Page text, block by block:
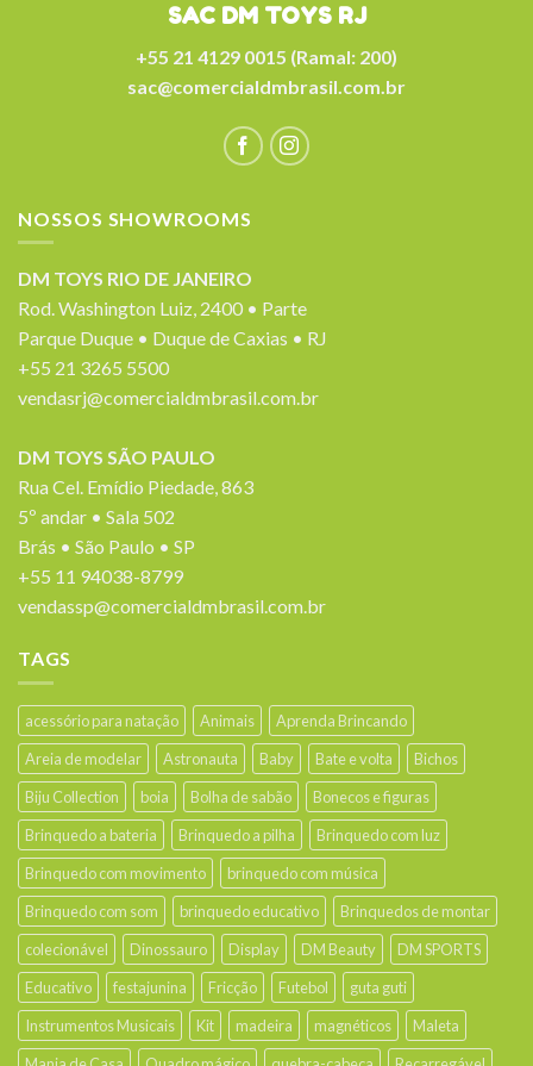
SAC DM TOYS RJ
+55 21 4129 0015 (Ramal: 200)
sac@comercialdmbrasil.com.br
NOSSOS SHOWROOMS
DM TOYS RIO DE JANEIRO
Rod. Washington Luiz, 2400 • Parte
Parque Duque • Duque de Caxias • RJ
+55 21 3265 5500
vendasrj@comercialdmbrasil.com.br
DM TOYS SÃO PAULO
Rua Cel. Emídio Piedade, 863
5º andar • Sala 502
Brás • São Paulo • SP
+55 11 94038-8799
vendassp@comercialdmbrasil.com.br
TAGS
acessório para natação Animais
Aprenda Brincando
Areia de modelar
Astronauta Baby Bate e volta
Bichos
Biju Collection
boia Bolha de sabão
Bonecos e figuras
Brinquedo a bateria
Brinquedo a pilha
Brinquedo com luz
Brinquedo com movimento
brinquedo com música
Brinquedo com som
brinquedo educativo
Brinquedos de montar
colecionável
Dinossauro Display DM Beauty
DM SPORTS
Educativo
festajunina Fricção Futebol
guta guti
Instrumentos Musicais
Kit madeira magnéticos
Maleta